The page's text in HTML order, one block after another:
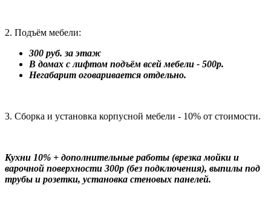
2. Подъём мебели:
300 руб. за этаж
В домах с лифтом подъём всей мебели - 500р.
Негабарит оговаривается отдельно.
3. Сборка и установка корпусной мебели - 10% от стоимости.
Кухни 10% + дополнительные работы (врезка мойки и
варочной поверхности 300р (без подключения), выпилы под
трубы и розетки, установка стеновых панелей.